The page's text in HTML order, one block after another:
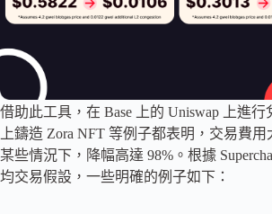
借助此工具，在 Base 上的 Uniswap 上進行
上鑄造 Zora NFT 等例子都表明，交易費用
某些情況下，降幅高達 98%。根據
均交易假設，一些明確的例子如下：